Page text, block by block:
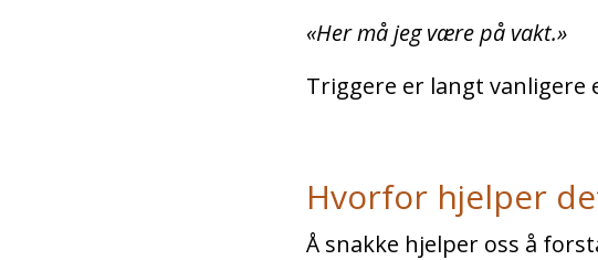
«Her må jeg være på vakt.»
Triggere er langt vanligere
Hvorfor hjelper
Å snakke hjelper oss å